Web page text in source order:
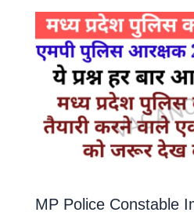
MP Police Constable